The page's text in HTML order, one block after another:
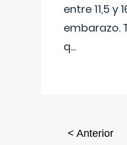
entre 11,5 y
embarazo.
q...
< Anterior